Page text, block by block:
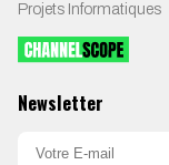
Projets Informatiques
Newsletter